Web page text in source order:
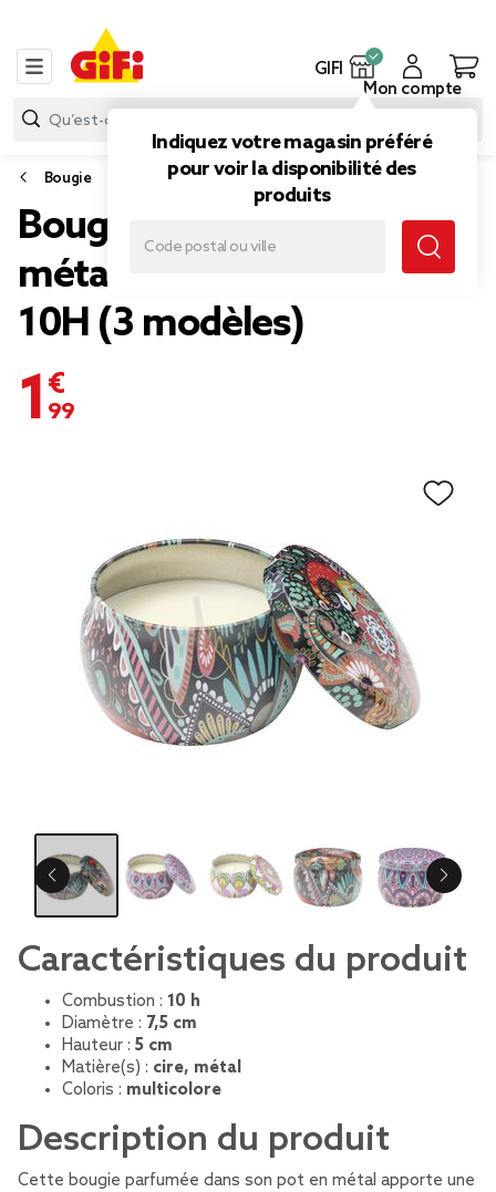
GIFI
Indiquez votre magasin préféré
pour voir la disponibilité des
produits
Mon compte
Bougie
Bougie parfumée dans pot
métal motif indien coloré
10H (3 modèles)
1,99 €
Caractéristiques du produit
Combustion : 10 h
Diamètre : 7,5 cm
Hauteur : 5 cm
Matière(s) : cire, métal
Coloris : multicolore
Description du produit
Cette bougie parfumée dans son pot en métal apporte une